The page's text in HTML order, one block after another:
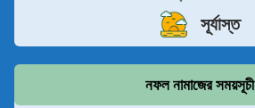
সূর্যাস্ত
নফল নামাজের সময়সূচী